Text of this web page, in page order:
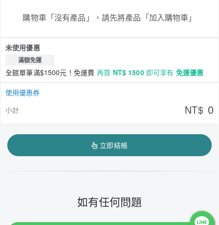
購物車「沒有產品」，請先將產品「加入購物車」
未使用優惠
滿額免運
全館單筆滿$1500元！免運費 再買 NT$ 1500即可享有 免運優惠
使用優惠券
小計
NT$ 0
立即結帳
如有任何問題